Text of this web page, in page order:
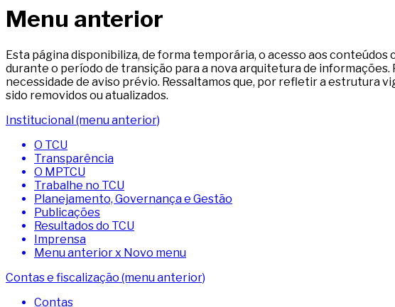
Menu anterior
Esta página disponibiliza, de forma temporária, o acesso aos
durante o período de transição para a nova arquitetura de
necessidade de aviso prévio. Ressaltamos que, por refletir a estrutura
sido removidos ou atualizados.
Institucional (menu anterior)
O TCU
Transparência
O MPTCU
Trabalhe no TCU
Planejamento, Governança e Gestão
Publicações
Resultados do TCU
Imprensa
Menu anterior x Novo menu
Contas e fiscalização (menu anterior)
Contas